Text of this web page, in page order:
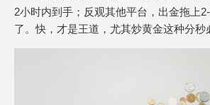
2小时内到手；反观其他平台，出金拖上
了。快，才是王道，尤其炒黄金这种分秒